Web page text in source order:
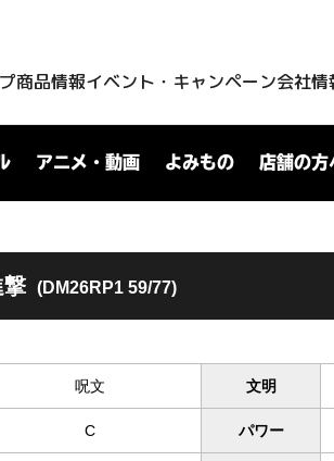
商品情報イベント・キャンペーン会社情
アニメ・動画 よみもの 店舗の方
(DM26RP1 59/77)
呪文 文明
C パワー